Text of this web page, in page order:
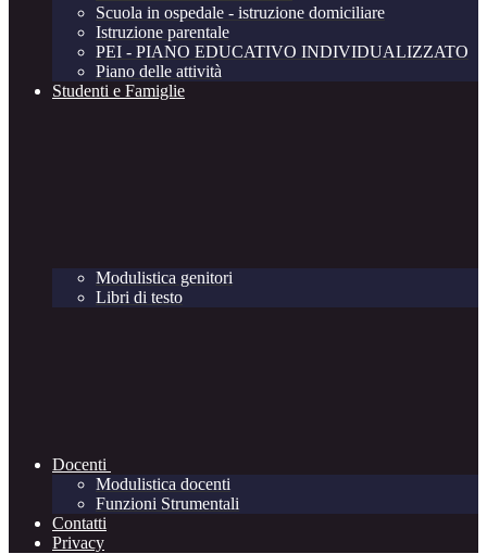
Scuola in ospedale - istruzione domiciliare
Istruzione parentale
PEI - PIANO EDUCATIVO INDIVIDUALIZZATO
Piano delle attività
Studenti e Famiglie
Modulistica genitori
Libri di testo
Docenti
Modulistica docenti
Funzioni Strumentali
Contatti
Privacy